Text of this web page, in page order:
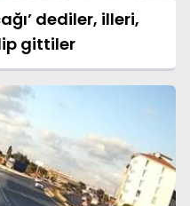
dediler, illeri,
gittiler